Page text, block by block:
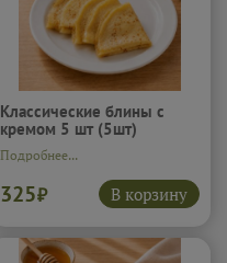
Классические блины с
кремом 5 шт (5шт)
Подробнее...
325₽ В корзину